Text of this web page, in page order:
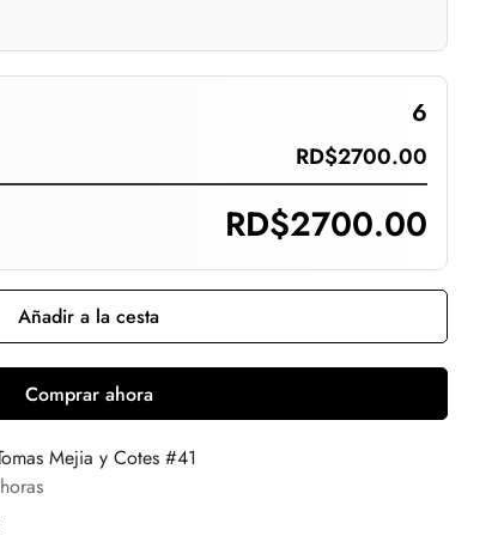
6
RD$2700.00
RD$2700.00
Añadir a la cesta
Comprar ahora
Mejia y Cotes #41